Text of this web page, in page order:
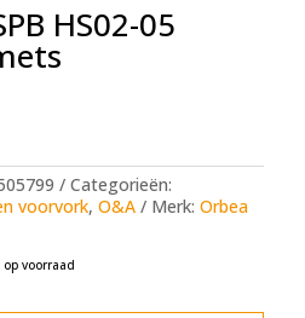
HS02-05
Categorieën:
voorvork, O&A Merk: Orbea
op voorraad